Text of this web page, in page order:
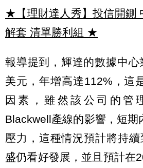
★【理財達人秀】投信開鍘
解套 清單勝利組 ★
報導提到，輝達的數據中
美元，年增高達112%，這
因素，雖然該公司的管
Blackwell產線的影響，短期
壓力，這種情況預計將持
盛仍看好發展，並且預計在